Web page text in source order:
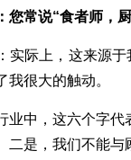
您常说“食者师，
际上，这来源于
我很大的触动。
中，这六个字代
二是，我们不能